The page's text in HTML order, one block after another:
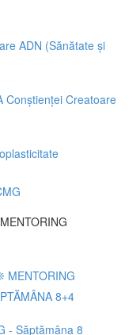
ADN (Sănătate și
Conștienței Creatoare
MENTORING
8+4
- Săptămâna 8